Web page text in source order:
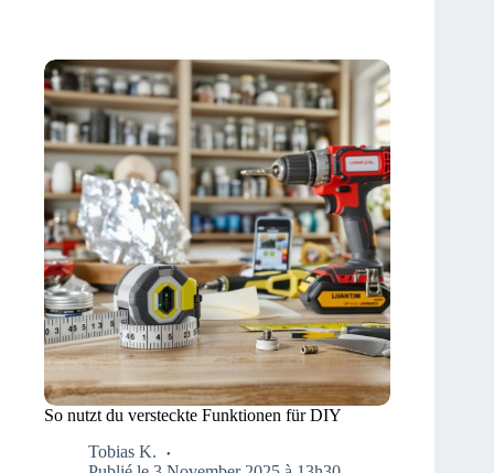
So nutzt du versteckte Funktionen für DIY
Tobias K.